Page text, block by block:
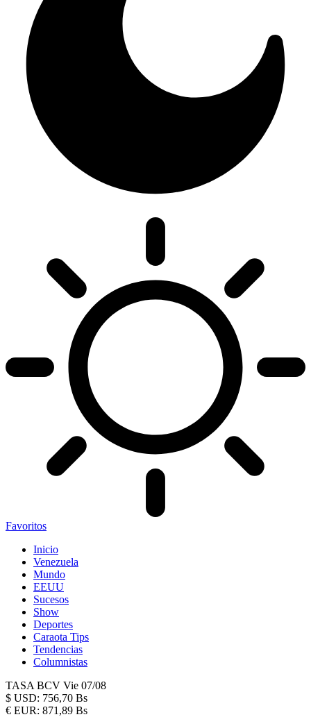
Favoritos
Inicio
Venezuela
Mundo
EEUU
Sucesos
Show
Deportes
Caraota Tips
Tendencias
Columnistas
TASA BCV Vie 07/08
$ USD: 756,70 Bs
€ EUR: 871,89 Bs